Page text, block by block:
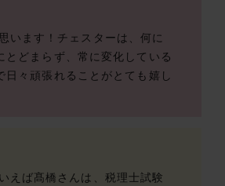
います！チェスターは、何に
とどまらず、常に変化している
日々頑張れることがとても嬉し
えば髙橋さんは、税理士試験